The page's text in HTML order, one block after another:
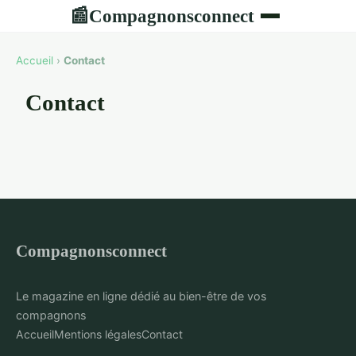
📰Compagnonsconnect
Accueil › Contact
Contact
Compagnonsconnect
Le magazine en ligne dédié au bien-être de vos
compagnons
AccueilMentions légalesContact